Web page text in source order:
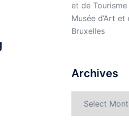
et de
Musée d’Art et
Bruxelles
Archives